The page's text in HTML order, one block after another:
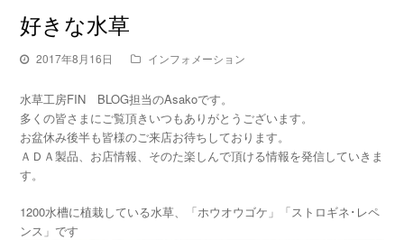
好きな水草
2017年8月16日 インフォメーション
水草工房FIN BLOG担当のAsakoです。
多くの皆さまにご覧頂きいつもありがとうございます。
お盆休み後半も皆様のご来店お待ちしております。
ＡＤＡ製品、お店情報、そのた楽しんで頂ける情報を発信していきま
す。
1200水槽に植栽している水草、「ホウオウゴケ」「ストロギネ･レペ
ンス」です